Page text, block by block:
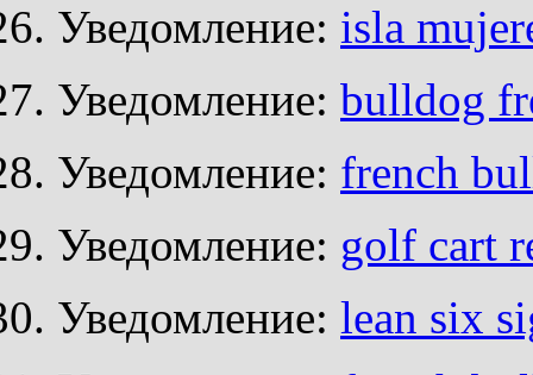
Уведомление: isla
Уведомление: bulldog
Уведомление: french
Уведомление: golf cart
Уведомление: lean six